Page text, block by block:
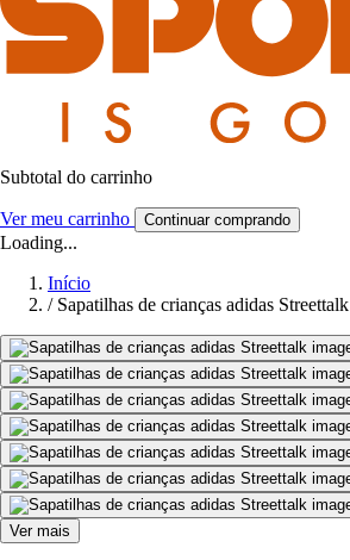
Subtotal do carrinho
Ver meu carrinho Continuar comprando
Loading...
Início
/ Sapatilhas de crianças adidas Streettalk
Ver mais